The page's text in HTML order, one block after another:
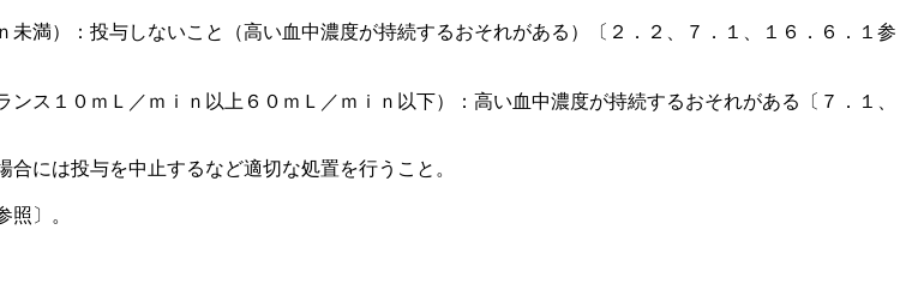
満）：投与しないこと（高い血中濃度が持続するおそれがある）〔２．２、７．１、１６．６．１参
ス１０ｍＬ／ｍｉｎ以上６０ｍＬ／ｍｉｎ以下）：高い血中濃度が持続するおそれがある〔７．１、
〕。
には投与を中止するなど適切な処置を行うこと。